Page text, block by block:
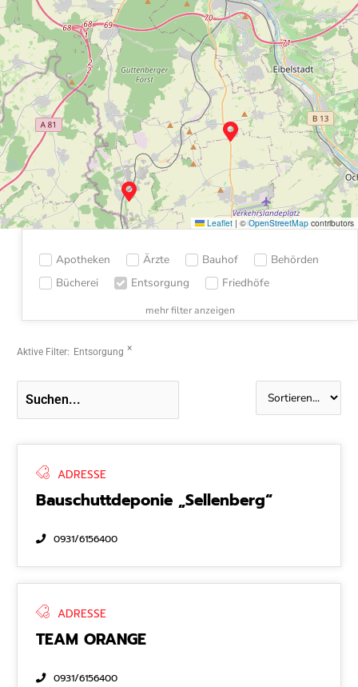
Leaflet | ©OpenStreetMap contributors
Apotheken Ärzte Bauhof
Behörden
Bücherei
Entsorgung Friedhöfe
mehr filter anzeigen
Aktive Filter: Entsorgung ×
ADRESSE
Bauschuttdeponie „Sellenberg“
0931/6156400
ADRESSE
TEAM ORANGE
0931/6156400